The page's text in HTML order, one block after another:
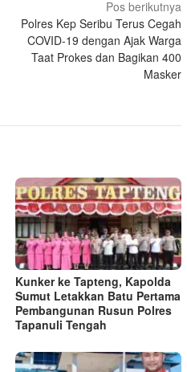
Pos berikutnya
Polres Kep Seribu Terus Cegah
COVID-19 dengan Ajak Warga
Taat Prokes dan Bagikan 400
Masker
Kunker ke Tapteng, Kapolda
Sumut Letakkan Batu Pertama
Pembangunan Rusun Polres
Tapanuli Tengah